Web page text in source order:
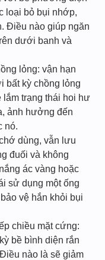
loại bỏ bụi nhớp,
Điều nào giúp ngăn
dưới banh và
lỏng: vận hạn
bất kỳ chồng lỏng
trạng thái hoi hư
ảnh hưởng đến
nó.
dùng, vẫn lưu
đuối và không
ác vàng hoặc
sử dụng một ống
vệ hắn khỏi bụi
chiều mặt cứng:
bề bình diện rắn
nào là sẽ giảm